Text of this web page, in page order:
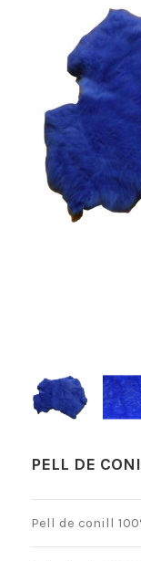
PELL DE
Pell de conill